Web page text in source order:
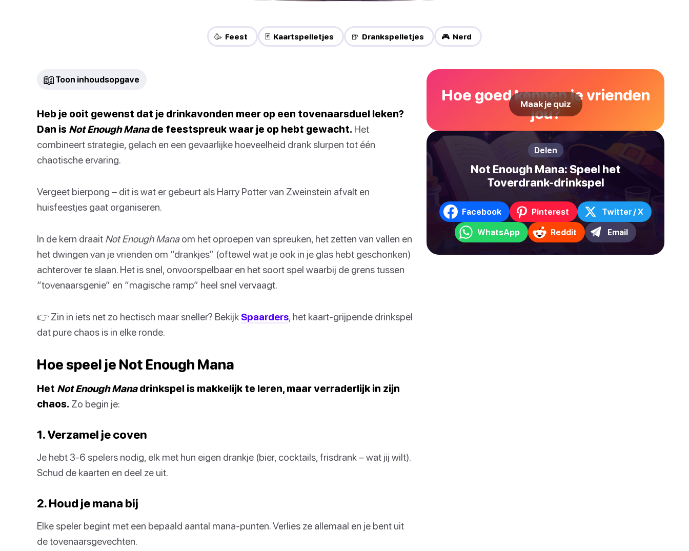
🥳 Feest 🃏 Kaartspelletjes 🍺 Drankspelletjes 🎮 Nerd
📖 Toon inhoudsopgave
Heb je ooit gewenst dat je drinkavonden meer op een tovenaarsduel leken?
Dan is Not Enough Manade feestspreuk waar je op hebt gewacht. Het
combineert strategie, gelach en een gevaarlijke hoeveelheid drank slurpen tot één
chaotische ervaring.
Vergeet bierpong – dit is wat er gebeurt als Harry Potter van Zweinstein afvalt en
huisfeestjes gaat organiseren.
In de kern draait Not Enough Manaom het oproepen van spreuken, het zetten van vallen en
het dwingen van je vrienden om “drankjes” (oftewel wat je ook in je glas hebt geschonken)
achterover te slaan. Het is snel, onvoorspelbaar en het soort spel waarbij de grens tussen
“tovenaarsgenie” en “magische ramp” heel snel vervaagt.
👉 Zin in iets net zo hectisch maar sneller? Bekijk Spaarders, het kaart-grijpende drinkspel
dat pure chaos is in elke ronde.
Hoe speel je Not Enough Mana
Het Not Enough Manadrinkspel is makkelijk te leren, maar verraderlijk in zijn
chaos. Zo begin je:
1. Verzamel je coven
Je hebt 3-6 spelers nodig, elk met hun eigen drankje (bier, cocktails, frisdrank – wat jij wilt).
Schud de kaarten en deel ze uit.
2. Houd je mana bij
Elke speler begint met een bepaald aantal mana-punten. Verlies ze allemaal en je bent uit
de tovenaarsgevechten.
Hoe goed kennen je vrienden
jou?
Maak je quiz
Delen
Not Enough Mana: Speel het
Toverdrank-drinkspel
Facebook Pinterest Twitter / X
WhatsApp Reddit Email